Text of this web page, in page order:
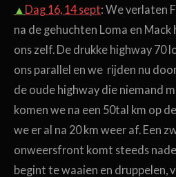
▲ Dag 16, 14 sept: We verlaten
na de gehuchten Loma en
ons zelf. De drukke highway 70
ons parallel en we rijden nu
de oude highway die niemand
komen we na een 50tal km op
we er al na 20 km weer af. Een
onweersfront komt steeds
begint te waaien en druppelen,